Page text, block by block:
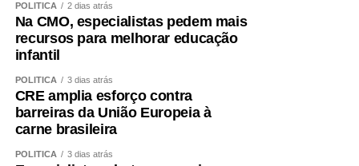
integrada da rede é indispensável para garantir proteção
efetiva às vítimas.
olhar para o futuro, apostando na educação como
instrumento de transformação social.
POLÍTICA 2 dias atrás
Na CMO, especialistas pedem mais
recursos para melhorar educação
infantil
POLÍTICA 3 dias atrás
CRE amplia esforço contra
barreiras da União Europeia à
carne brasileira
POLÍTICA 3 dias atrás